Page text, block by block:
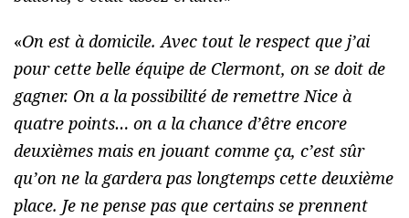
«On est à domicile. Avec tout le respect que j’ai
pour cette belle équipe de Clermont, on se doit de
gagner. On a la possibilité de remettre Nice à
quatre points… on a la chance d’être encore
deuxièmes mais en jouant comme ça, c’est sûr
qu’on ne la gardera pas longtemps cette deuxième
place. Je ne pense pas que certains se prennent